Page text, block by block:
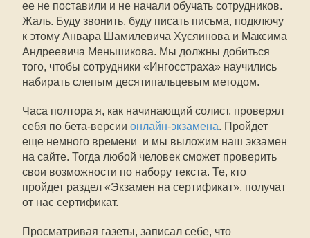
ее не поставили и не начали обучать сотрудников.
Жаль. Буду звонить, буду писать письма, подключу
к этому Анвара Шамилевича Хусяинова и Максима
Андреевича Меньшикова. Мы должны добиться
того, чтобы сотрудники «Ингосстраха» научились
набирать слепым десятипальцевым методом.
Часа полтора я, как начинающий солист, проверял
себя по бета-версии онлайн-экзамена. Пройдет
еще немного времени  и мы выложим наш экзамен
на сайте. Тогда любой человек сможет проверить
свои возможности по набору текста. Те, кто
пройдет раздел «Экзамен на сертификат», получат
от нас сертификат.
Просматривая газеты, записал себе, что